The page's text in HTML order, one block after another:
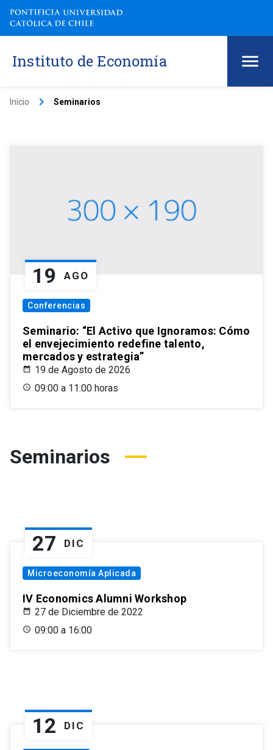
Instituto de Economía
Inicio keyboard_arrow_right Seminarios
19 AGO
Conferencias
Seminario: “El Activo que Ignoramos: Cómo
el envejecimiento redefine talento,
mercados y estrategia”
19 de Agosto de 2026
09:00 a 11:00 horas
Seminarios
27 DIC
Microeconomía Aplicada
IV Economics Alumni Workshop
27 de Diciembre de 2022
09:00 a 16:00
12 DIC